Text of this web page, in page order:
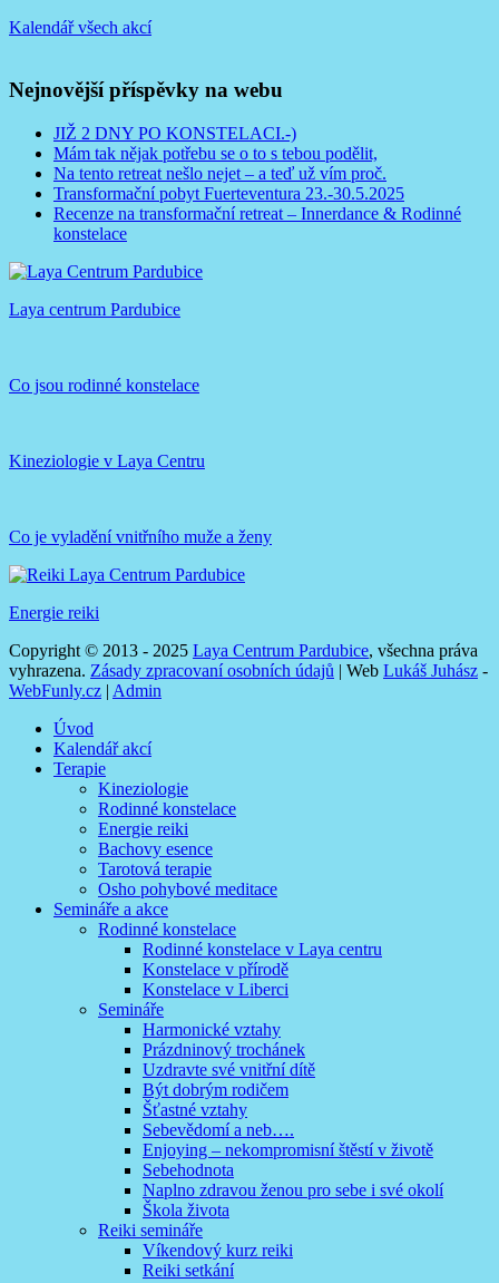
Kalendář všech akcí
Nejnovější příspěvky na webu
JIŽ 2 DNY PO KONSTELACI.-)
Mám tak nějak potřebu se o to s tebou podělit,
Na tento retreat nešlo nejet – a teď už vím proč.
Transformační pobyt Fuerteventura 23.-30.5.2025
Recenze na transformační retreat – Innerdance & Rodinné
konstelace
Laya centrum Pardubice
Co jsou rodinné konstelace
Kineziologie v Laya Centru
Co je vyladění vnitřního muže a ženy
Energie reiki
Copyright © 2013 - 2025 Laya Centrum Pardubice, všechna práva
vyhrazena. Zásady zpracovaní osobních údajů | Web Lukáš Juhász -
WebFunly.cz | Admin
Úvod
Kalendář akcí
Terapie
Kineziologie
Rodinné konstelace
Energie reiki
Bachovy esence
Tarotová terapie
Osho pohybové meditace
Semináře a akce
Rodinné konstelace
Rodinné konstelace v Laya centru
Konstelace v přírodě
Konstelace v Liberci
Semináře
Harmonické vztahy
Prázdninový trochánek
Uzdravte své vnitřní dítě
Být dobrým rodičem
Šťastné vztahy
Sebevědomí a neb….
Enjoying – nekompromisní štěstí v životě
Sebehodnota
Naplno zdravou ženou pro sebe i své okolí
Škola života
Reiki semináře
Víkendový kurz reiki
Reiki setkání